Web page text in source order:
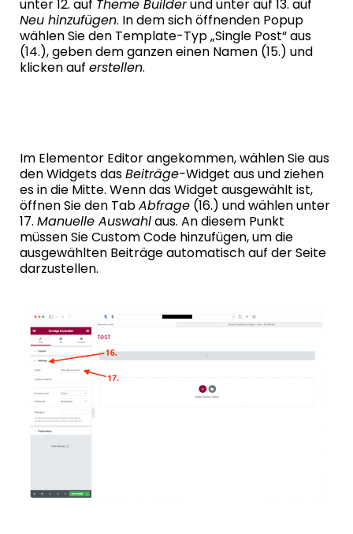
unter 12. auf Theme Builderund unter auf 13. auf
Neu hinzufügen. In dem sich öffnenden Popup
wählen Sie den Template-Typ „Single Post“ aus
(14.), geben dem ganzen einen Namen (15.) und
klicken auf erstellen.
Im Elementor Editor angekommen, wählen Sie aus
den Widgets dasBeiträge-Widget aus und ziehen
es in die Mitte. Wenn das Widget ausgewählt ist,
öffnen Sie den TabAbfrage (16.) und wählen unter
17. Manuelle Auswahlaus. An diesem Punkt
müssen Sie Custom Code hinzufügen, um die
ausgewählten Beiträgeautomatischauf der Seite
darzustellen.